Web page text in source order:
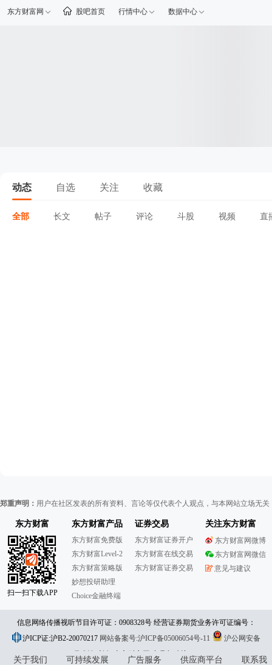
东方财富网 股吧首页 行情中心 数据中心
动态 自选 关注 收藏
全部 长文 帖子 评论 斗股 视频 直
郑重声明： 用户在社区发表的所有资料、言论等仅代表个人观点，与本网站立场无
东方财富
扫一扫下载APP
东方财富产品
东方财富免费版
东方财富Level-2
东方财富策略版
妙想投研助理
Choice金融终端
证券交易
东方财富证券开户
东方财富在线交易
东方财富证券交易
关注东方财富
东方财富网微博
东方财富网微信
意见与建议
信息网络传播视听节目许可证：0908328号 经营证券期货业务许可证编号：
913101046312860336 违法和不良信息举报:021-61278686 举报邮箱：
jubao@eastmoney.com
沪ICP证:沪B2-20070217 网站备案号:沪ICP备05006054号-11
沪公网安备
31010402000120号版权所有:东方财富网意见与建议:4000300059/952500
关于我们 可持续发展 广告服务 供应商平台
联系我